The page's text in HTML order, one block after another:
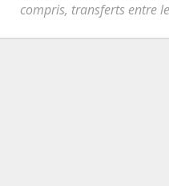
compris, transferts entre